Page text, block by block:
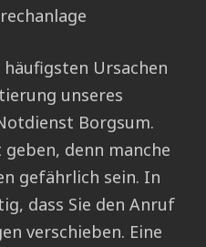
Ursachen
unseres
Borgsum.
geben, denn manche
gefährlich sein. In
dass Sie den Anruf
verschieben. Eine